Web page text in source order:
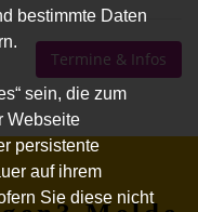
bestimmte Daten
sein, die zum
Webseite
persistente
auf ihrem
Sie diese nicht
Termine & Infos